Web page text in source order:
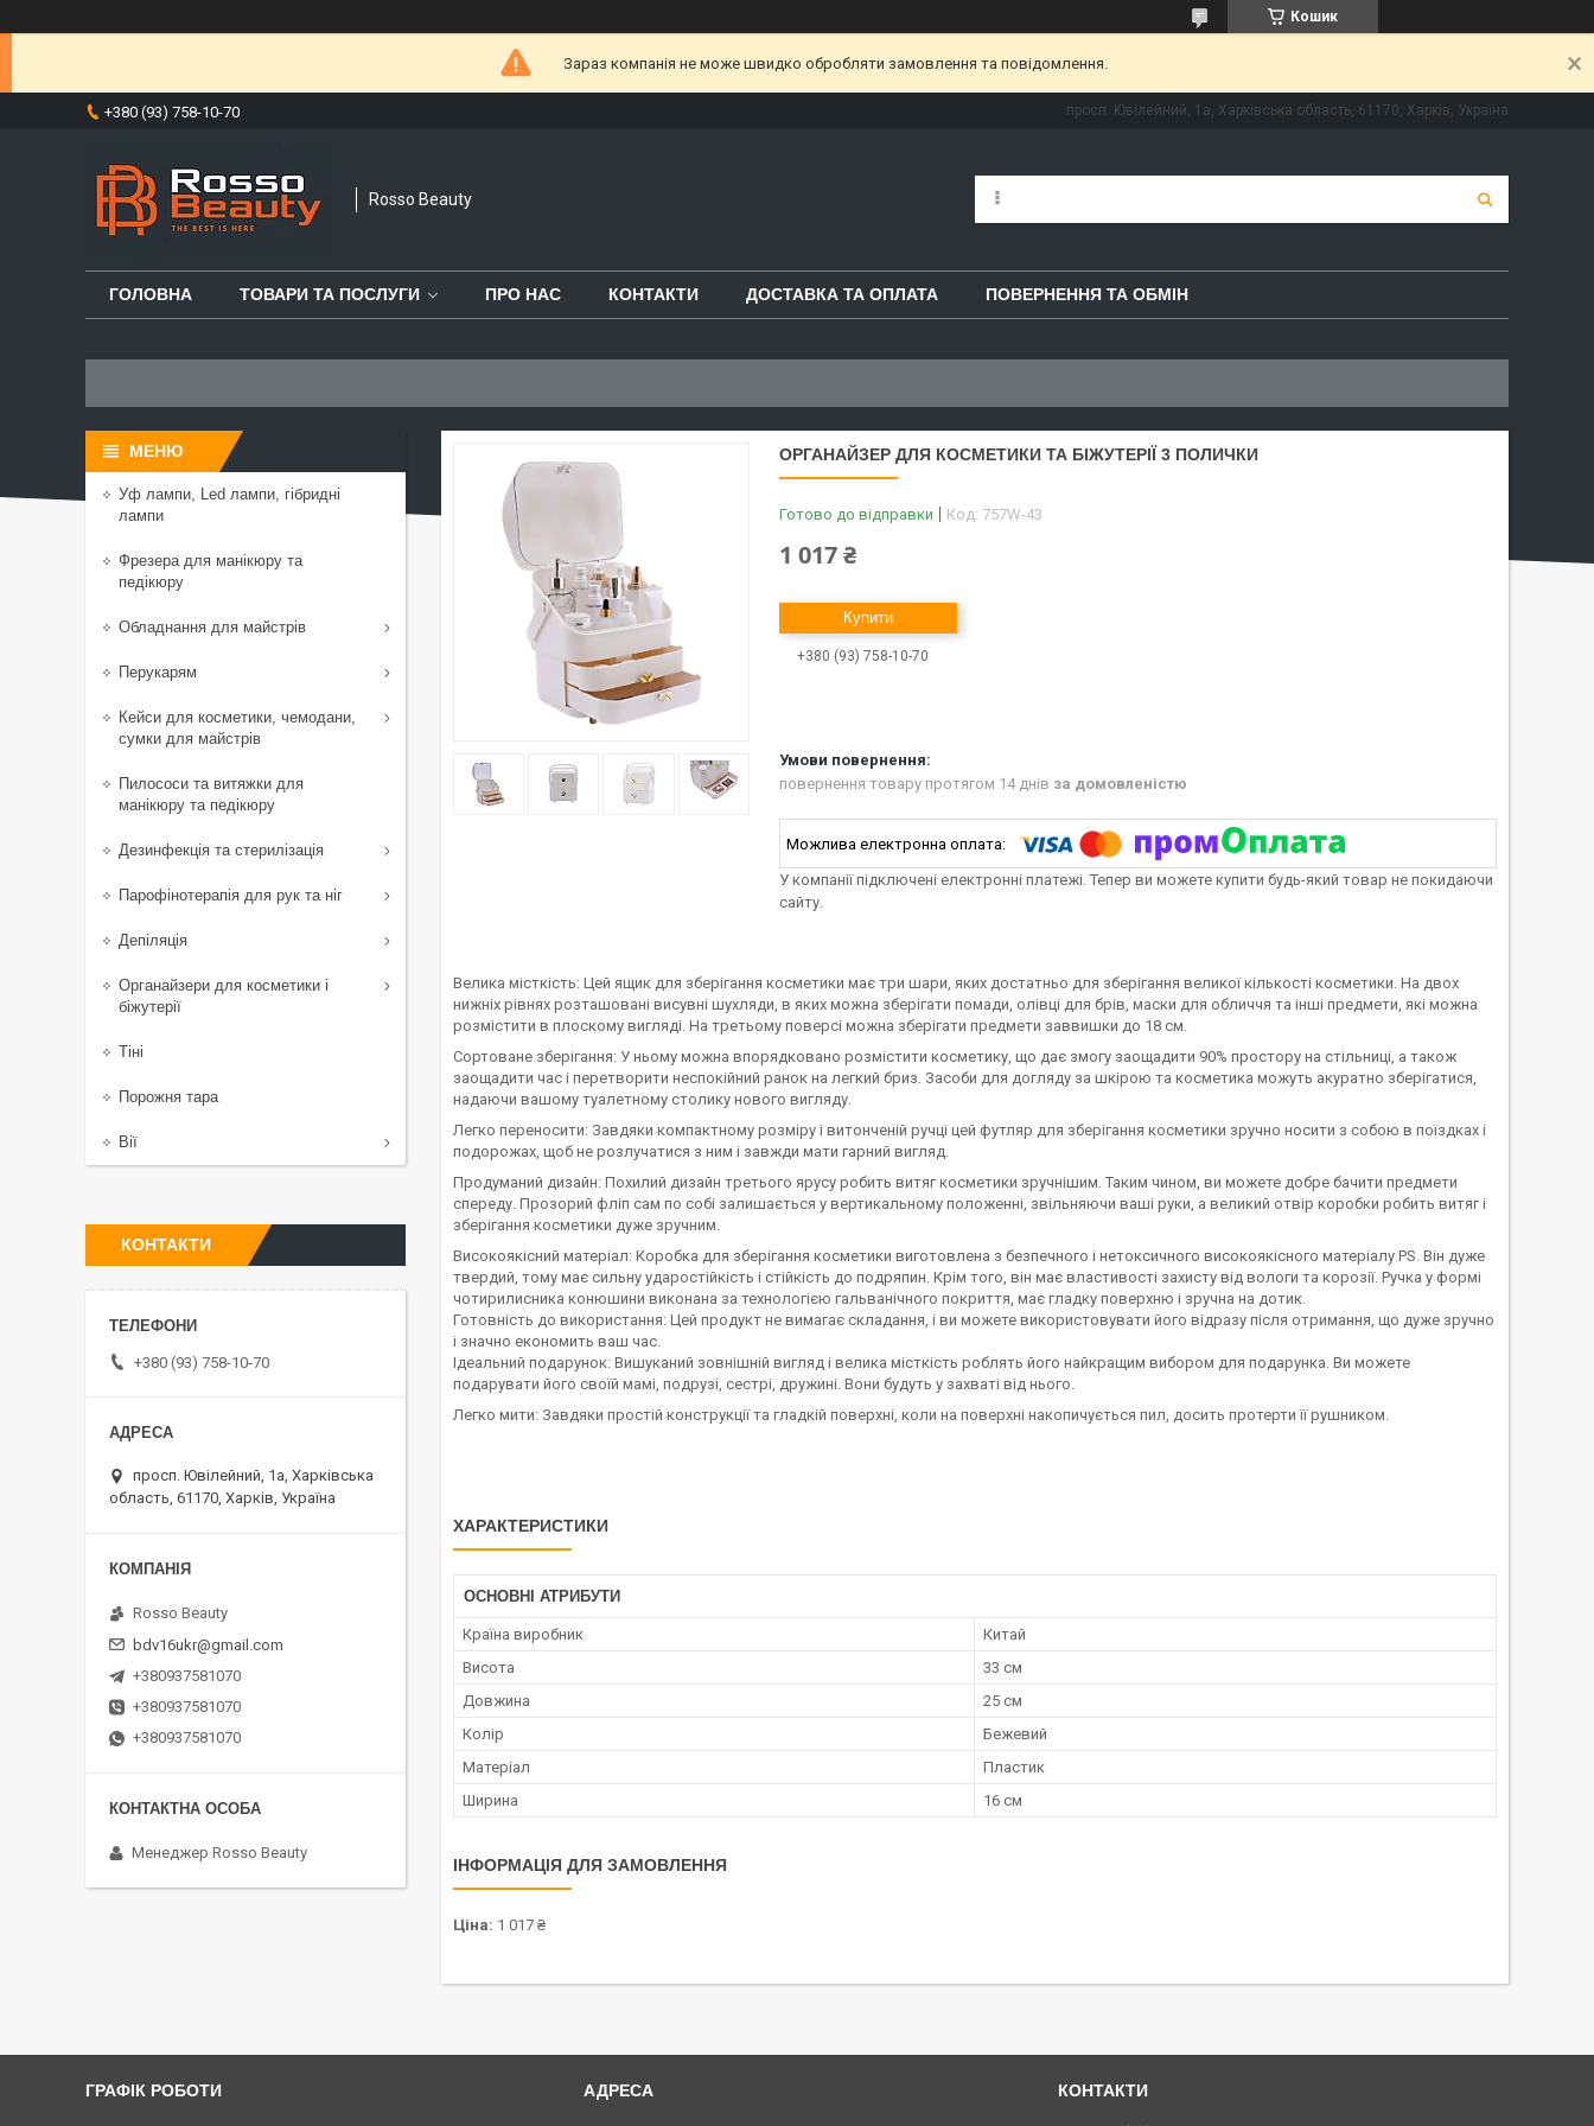
Кошик
Зараз компанія не може швидко обробляти замовлення та повідомлення.
+380 (93) 758-10-70 просп. Ювілейний, 1а, Харківська область, 61170, Харків, Україна
Rosso Beauty
ГОЛОВНА ТОВАРИ ТА ПОСЛУГИ ПРО НАС КОНТАКТИ ДОСТАВКА ТА ОПЛАТА ПОВЕРНЕННЯ ТА ОБМІН
ОРГАНАЙЗЕР ДЛЯ КОСМЕТИКИ ТА БІЖУТЕРІЇ 3 ПОЛИЧКИ
Готово до відправки Код: 757W-43
1 017 ₴
Купити
+380 (93) 758-10-70
повернення товару протягом 14 днів за домовленістю
У компанії підключені електронні платежі. Тепер ви можете купити будь-який товар не покидаючи
сайту.
Велика місткість: Цей ящик для зберігання косметики має три шари, яких достатньо для зберігання великої кількості косметики. На двох
нижніх рівнях розташовані висувні шухляди, в яких можна зберігати помади, олівці для брів, маски для обличчя та інші предмети, які можна
розмістити в плоскому вигляді. На третьому поверсі можна зберігати предмети заввишки до 18 см.
Сортоване зберігання: У ньому можна впорядковано розмістити косметику, що дає змогу заощадити 90% простору на стільниці, а також
заощадити час і перетворити неспокійний ранок на легкий бриз. Засоби для догляду за шкірою та косметика можуть акуратно зберігатися,
надаючи вашому туалетному столику нового вигляду.
Легко переносити: Завдяки компактному розміру і витонченій ручці цей футляр для зберігання косметики зручно носити з собою в поїздках і
подорожах, щоб не розлучатися з ним і завжди мати гарний вигляд.
Продуманий дизайн: Похилий дизайн третього ярусу робить витяг косметики зручнішим. Таким чином, ви можете добре бачити предмети
спереду. Прозорий фліп сам по собі залишається у вертикальному положенні, звільняючи ваші руки, а великий отвір коробки робить витяг і
зберігання косметики дуже зручним.
Високоякісний матеріал: Коробка для зберігання косметики виготовлена з безпечного і нетоксичного високоякісного матеріалу PS. Він дуже
твердий, тому має сильну ударостійкість і стійкість до подряпин. Крім того, він має властивості захисту від вологи та корозії. Ручка у формі
чотирилисника конюшини виконана за технологією гальванічного покриття, має гладку поверхню і зручна на дотик.
Готовність до використання: Цей продукт не вимагає складання, і ви можете використовувати його відразу після отримання, що дуже зручно
і значно економить ваш час.
Ідеальний подарунок: Вишуканий зовнішній вигляд і велика місткість роблять його найкращим вибором для подарунка. Ви можете
подарувати його своїй мамі, подрузі, сестрі, дружині. Вони будуть у захваті від нього.
Легко мити: Завдяки простій конструкції та гладкій поверхні, коли на поверхні накопичується пил, досить протерти її рушником.
ХАРАКТЕРИСТИКИ
ОСНОВНІ АТРИБУТИ
Країна виробник
Китай
Висота
33 см
Довжина
25 см
Колір
Бежевий
Матеріал
Пластик
Ширина
16 см
ІНФОРМАЦІЯ ДЛЯ ЗАМОВЛЕННЯ
Ціна: 1 017 ₴
Уф лампи, Led лампи, гібридні
лампи
Фрезера для манікюру та
педікюру
Обладнання для майстрів
Перукарям
Кейси для косметики, чемодани,
сумки для майстрів
Пилососи та витяжки для
манікюру та педікюру
Дезинфекція та стерилізація
Парофінотерапія для рук та ніг
Депіляція
Органайзери для косметики і
біжутерії
Тіні
Порожня тара
Вії
КОНТАКТИ
+380 (93) 758-10-70
просп. Ювілейний, 1а, Харківська
область, 61170, Харків, Україна
Rosso Beauty
bdv16ukr@gmail.com
+380937581070
+380937581070
+380937581070
Менеджер Rosso Beauty
ГРАФІК РОБОТИ